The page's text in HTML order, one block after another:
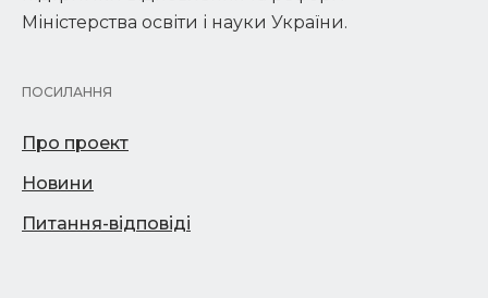
Міністерства освіти і науки України.
ПОСИЛАННЯ
Про проект
Новини
Питання-відповіді